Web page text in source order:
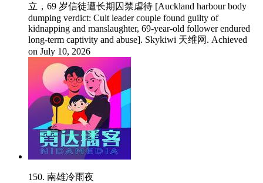
立，69 岁信徒遭长期囚禁虐待 [Auckland harbour body
dumping verdict: Cult leader couple found guilty of
kidnapping and manslaughter, 69-year-old follower endured
long-term captivity and abuse]. Skykiwi 天维网. Achieved
on July 10, 2026
150. 南雄冷雨夜